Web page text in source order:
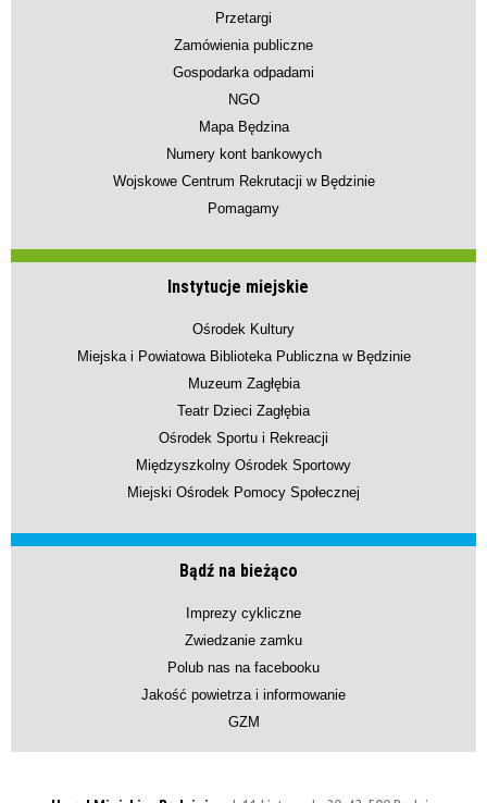
Przetargi
Zamówienia publiczne
Gospodarka odpadami
NGO
Mapa Będzina
Numery kont bankowych
Wojskowe Centrum Rekrutacji w Będzinie
Pomagamy
Instytucje miejskie
Ośrodek Kultury
Miejska i Powiatowa Biblioteka Publiczna w Będzinie
Muzeum Zagłębia
Teatr Dzieci Zagłębia
Ośrodek Sportu i Rekreacji
Międzyszkolny Ośrodek Sportowy
Miejski Ośrodek Pomocy Społecznej
Bądź na bieżąco
Imprezy cykliczne
Zwiedzanie zamku
Polub nas na facebooku
Jakość powietrza i informowanie
GZM